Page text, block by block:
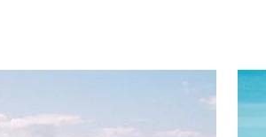
pour vous, sous un ciel
où chaque détail invite à la